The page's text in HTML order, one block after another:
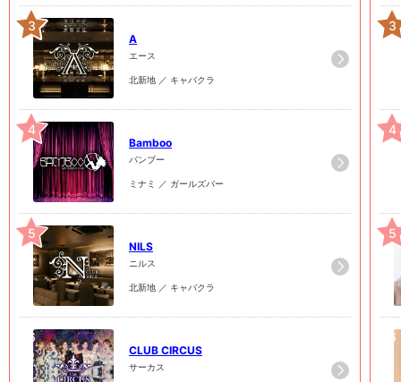
3
A
エース
北新地 ／ キャバクラ
4
Bamboo
バンブー
ミナミ ／ ガールズバー
5
NILS
ニルス
北新地 ／ キャバクラ
6
CLUB CIRCUS
サーカス
3
4
5
6